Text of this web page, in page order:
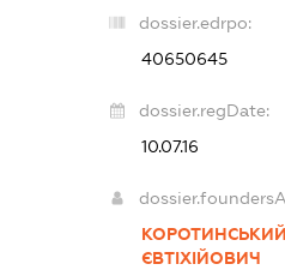
dossier.edrpo:
40650645
dossier.regDate:
10.07.16
ЄВТІХІЙОВИЧ